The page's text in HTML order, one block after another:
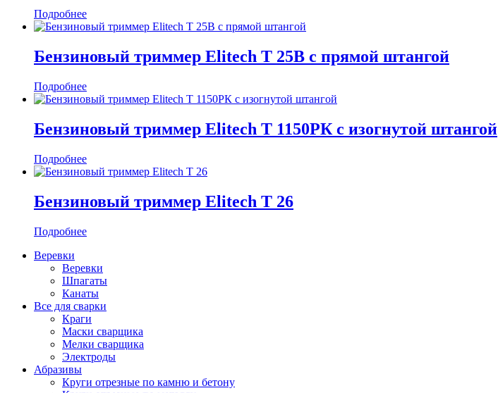
Подробнее
Бензиновый триммер Elitech T 25В с прямой штангой
Подробнее
Бензиновый триммер Elitech Т 1150РК с изогнутой штангой
Подробнее
Бензиновый триммер Elitech Т 26
Подробнее
Веревки
Веревки
Шпагаты
Канаты
Все для сварки
Краги
Маски сварщика
Мелки сварщика
Электроды
Абразивы
Круги отрезные по камню и бетону